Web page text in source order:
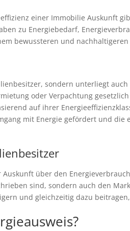
einer Immobilie Auskunft
zu Energiebedarf,
bewussteren und
sondern unterliegt
oder Verpachtung
auf ihrer
mit Energie gefördert und die
über den
sind, sondern auch den
und gleichzeitig dazu